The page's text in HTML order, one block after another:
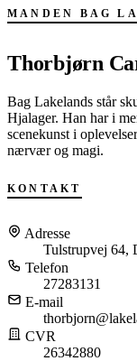
MANDEN BAG
Thorbjørn
Bag Lakelands står
Hjalager. Han har i
scenekunst i
nærvær og magi.
KONTAKT
Adresse
Tulstrupvej 64,
Telefon
27283131
E-mail
CVR
26342880